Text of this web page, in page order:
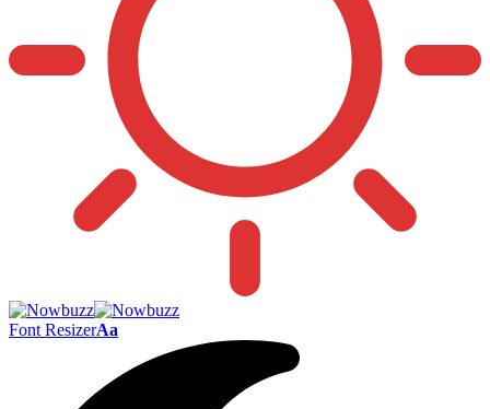
Font ResizerAa